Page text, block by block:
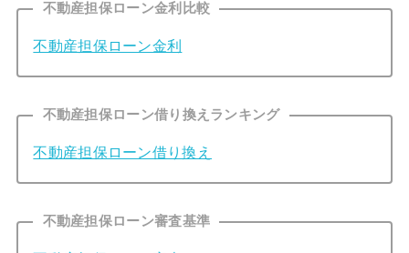
不動産担保ローン金利比較
不動産担保ローン金利
不動産担保ローン借り換えランキング
不動産担保ローン借り換え
不動産担保ローン審査基準